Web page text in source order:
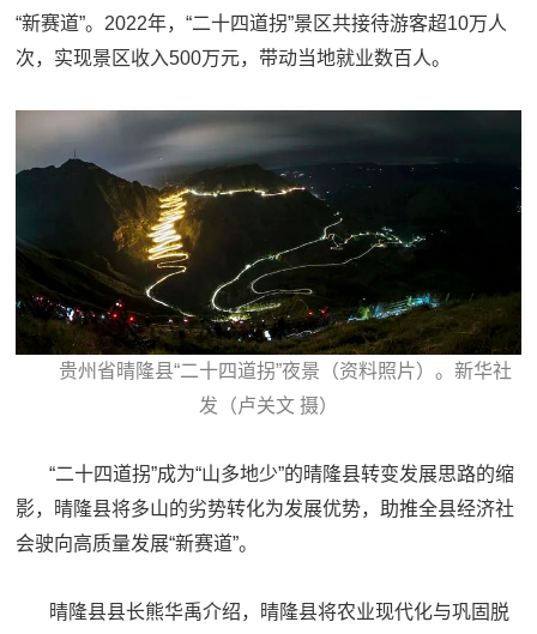
“新赛道”。2022年，“二十四道拐”景区共接待游客超10万人
次，实现景区收入500万元，带动当地就业数百人。
贵州省晴隆县“二十四道拐”夜景（资料照片）。新华社
发（卢关文 摄）
“二十四道拐”成为“山多地少”的晴隆县转变发展思路的缩
影，晴隆县将多山的劣势转化为发展优势，助推全县经济社
会驶向高质量发展“新赛道”。
晴隆县县长熊华禹介绍，晴隆县将农业现代化与巩固脱